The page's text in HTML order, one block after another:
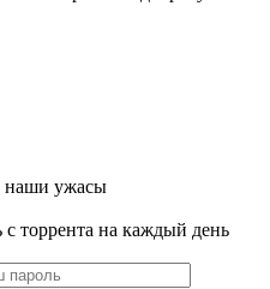
наши ужасы
торрента на каждый день